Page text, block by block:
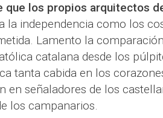
que los propios arquitectos
la independencia como los
Lamento la
catalana desde los
tanta cabida en los
en señaladores de los
los campanarios.